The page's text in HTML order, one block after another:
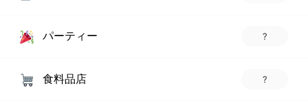
パーティー ?
食料品店 ?